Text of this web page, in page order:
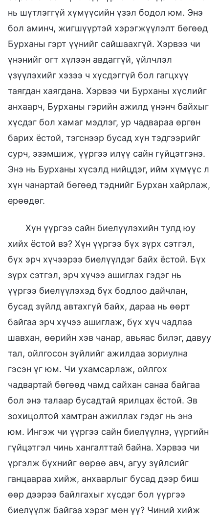
нь шүтлэггүй хүмүүсийн үзэл бодол юм. Энэ
бол аминч, жигшүүртэй хэрэгжүүлэлт бөгөөд
Бурханы гэрт үүнийг сайшаахгүй. Хэрвээ чи
үнэнийг огт хүлээн авдаггүй, үйлчлэл
үзүүлэхийг хэзээ ч хүсдэггүй бол гагцхүү
таягдан хаягдана. Хэрвээ чи Бурханы хүслийг
анхаарч, Бурханы гэрийн ажилд үнэнч байхыг
хүсдэг бол хамаг мэдлэг, ур чадвараа өргөн
барих ёстой, тэгснээр бусад хүн тэдгээрийг
сурч, эзэмшиж, үүргээ илүү сайн гүйцэтгэнэ.
Энэ нь Бурханы хүсэлд нийцдэг, ийм хүмүүс л
хүн чанартай бөгөөд тэднийг Бурхан хайрлаж,
ерөөдөг.
Хүн үүргээ сайн биелүүлэхийн тулд юу
хийх ёстой вэ? Хүн үүргээ бүх зүрх сэтгэл,
бүх эрч хүчээрээ биелүүлдэг байх ёстой. Бүх
зүрх сэтгэл, эрч хүчээ ашиглах гэдэг нь
үүргээ биелүүлэхэд бүх бодлоо дайчлан,
бусад зүйлд автахгүй байх, дараа нь өөрт
байгаа эрч хүчээ ашиглаж, бүх хүч чадлаа
шавхан, өөрийн хэв чанар, авьяас билэг, давуу
тал, ойлгосон зүйлийг ажилдаа зориулна
гэсэн үг юм. Чи ухамсарлаж, ойлгох
чадвартай бөгөөд чамд сайхан санаа байгаа
бол энэ талаар бусадтай ярилцах ёстой. Эв
зохицолтой хамтран ажиллах гэдэг нь энэ
юм. Ингэж чи үүргээ сайн биелүүлнэ, үүргийн
гүйцэтгэл чинь хангалттай байна. Хэрвээ чи
үргэлж бүхнийг өөрөө авч, агуу зүйлсийг
ганцаараа хийж, анхаарлыг бусад дээр биш
өөр дээрээ байлгахыг хүсдэг бол үүргээ
биелүүлж байгаа хэрэг мөн үү? Чиний хийж